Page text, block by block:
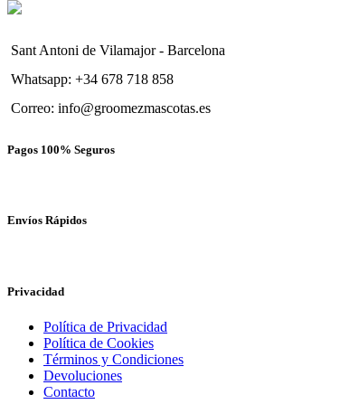
Sant Antoni de Vilamajor - Barcelona
Whatsapp: +34 678 718 858
Correo: info@groomezmascotas.es
Pagos 100% Seguros
Envíos Rápidos
Privacidad
Política de Privacidad
Política de Cookies
Términos y Condiciones
Devoluciones
Contacto